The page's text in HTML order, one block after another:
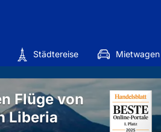
Städtereise Mietwagen
Flüge von
Liberia